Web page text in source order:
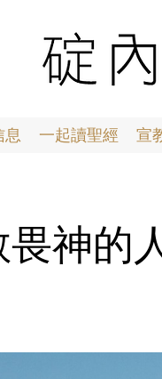
息 一起讀聖經 宣
畏神的